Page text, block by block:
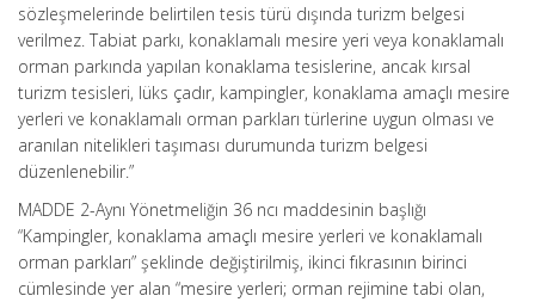
sözleşmelerinde belirtilen tesis türü dışında turizm belgesi
verilmez. Tabiat parkı, konaklamalı mesire yeri veya konaklamalı
orman parkında yapılan konaklama tesislerine, ancak kırsal
turizm tesisleri, lüks çadır, kampingler, konaklama amaçlı mesire
yerleri ve konaklamalı orman parkları türlerine uygun olması ve
aranılan nitelikleri taşıması durumunda turizm belgesi
düzenlenebilir.”
MADDE 2-Aynı Yönetmeliğin 36 ncı maddesinin başlığı
“Kampingler, konaklama amaçlı mesire yerleri ve konaklamalı
orman parkları” şeklinde değiştirilmiş, ikinci fıkrasının birinci
cümlesinde yer alan “mesire yerleri; orman rejimine tabi olan,